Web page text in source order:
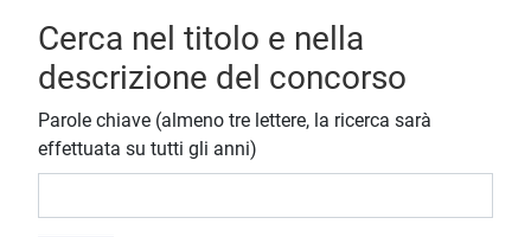
Cerca nel titolo e nella
descrizione del concorso
Parole chiave (almeno tre lettere, la ricerca sarà
effettuata su tutti gli anni)